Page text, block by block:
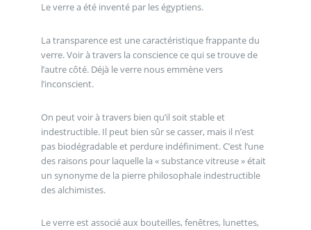
Le verre a été inventé par les égyptiens.
La transparence est une caractéristique frappante du
verre. Voir à travers la conscience ce qui se trouve de
l’autre côté. Déjà le verre nous emmène vers
l’inconscient.
On peut voir à travers bien qu’il soit stable et
indestructible. Il peut bien sûr se casser, mais il n’est
pas biodégradable et perdure indéfiniment. C’est l’une
des raisons pour laquelle la « substance vitreuse » était
un synonyme de la pierre philosophale indestructible
des alchimistes.
Le verre est associé aux bouteilles, fenêtres, lunettes,